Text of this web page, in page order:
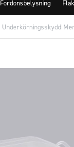
Fordonsbelysning
Underkörningsskydd